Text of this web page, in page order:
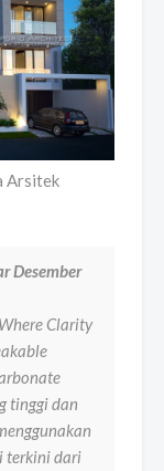
Arsitek
Desember
Clarity
tinggi dan
terkini dari